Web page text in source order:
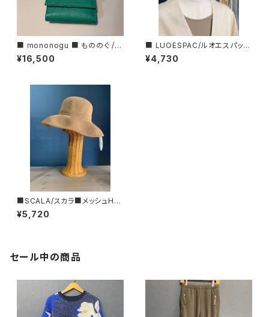
■ mononogu ■ もののぐ /ミ
ニウォレットSLG 2ーGS■MAD
E IN JAPAN
¥16,500
■ LUOESPAC/ルオエスパック
■バケットハット■
¥4,730
■SCALA/スカラ■メッシュHA
T＃LC541
¥5,720
セール中の商品